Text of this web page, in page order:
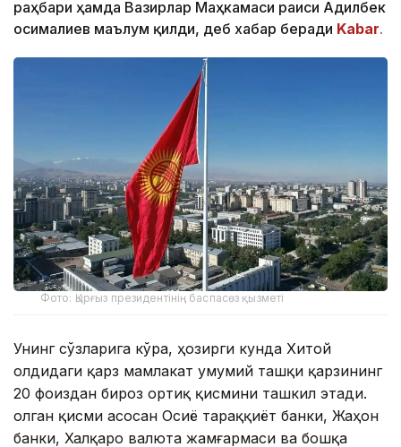
раҳбари ҳамда Вазирлар Маҳкамаси раиси Адилбек
Қосималиев маълум қилди, деб хабар беради Kabar.
Фото: Қырғыз президентінің баспасөз қызметі
Унинг сўзларига кўра, ҳозирги кунда Хитой
олдидаги қарз мамлакат умумий ташқи қарзининг
20 фоиздан бироз ортиқ қисмини ташкил этади.
Қолган қисми асосан Осиё тараққиёт банки, Жаҳон
банки, Халқаро валюта жамғармаси ва бошқа